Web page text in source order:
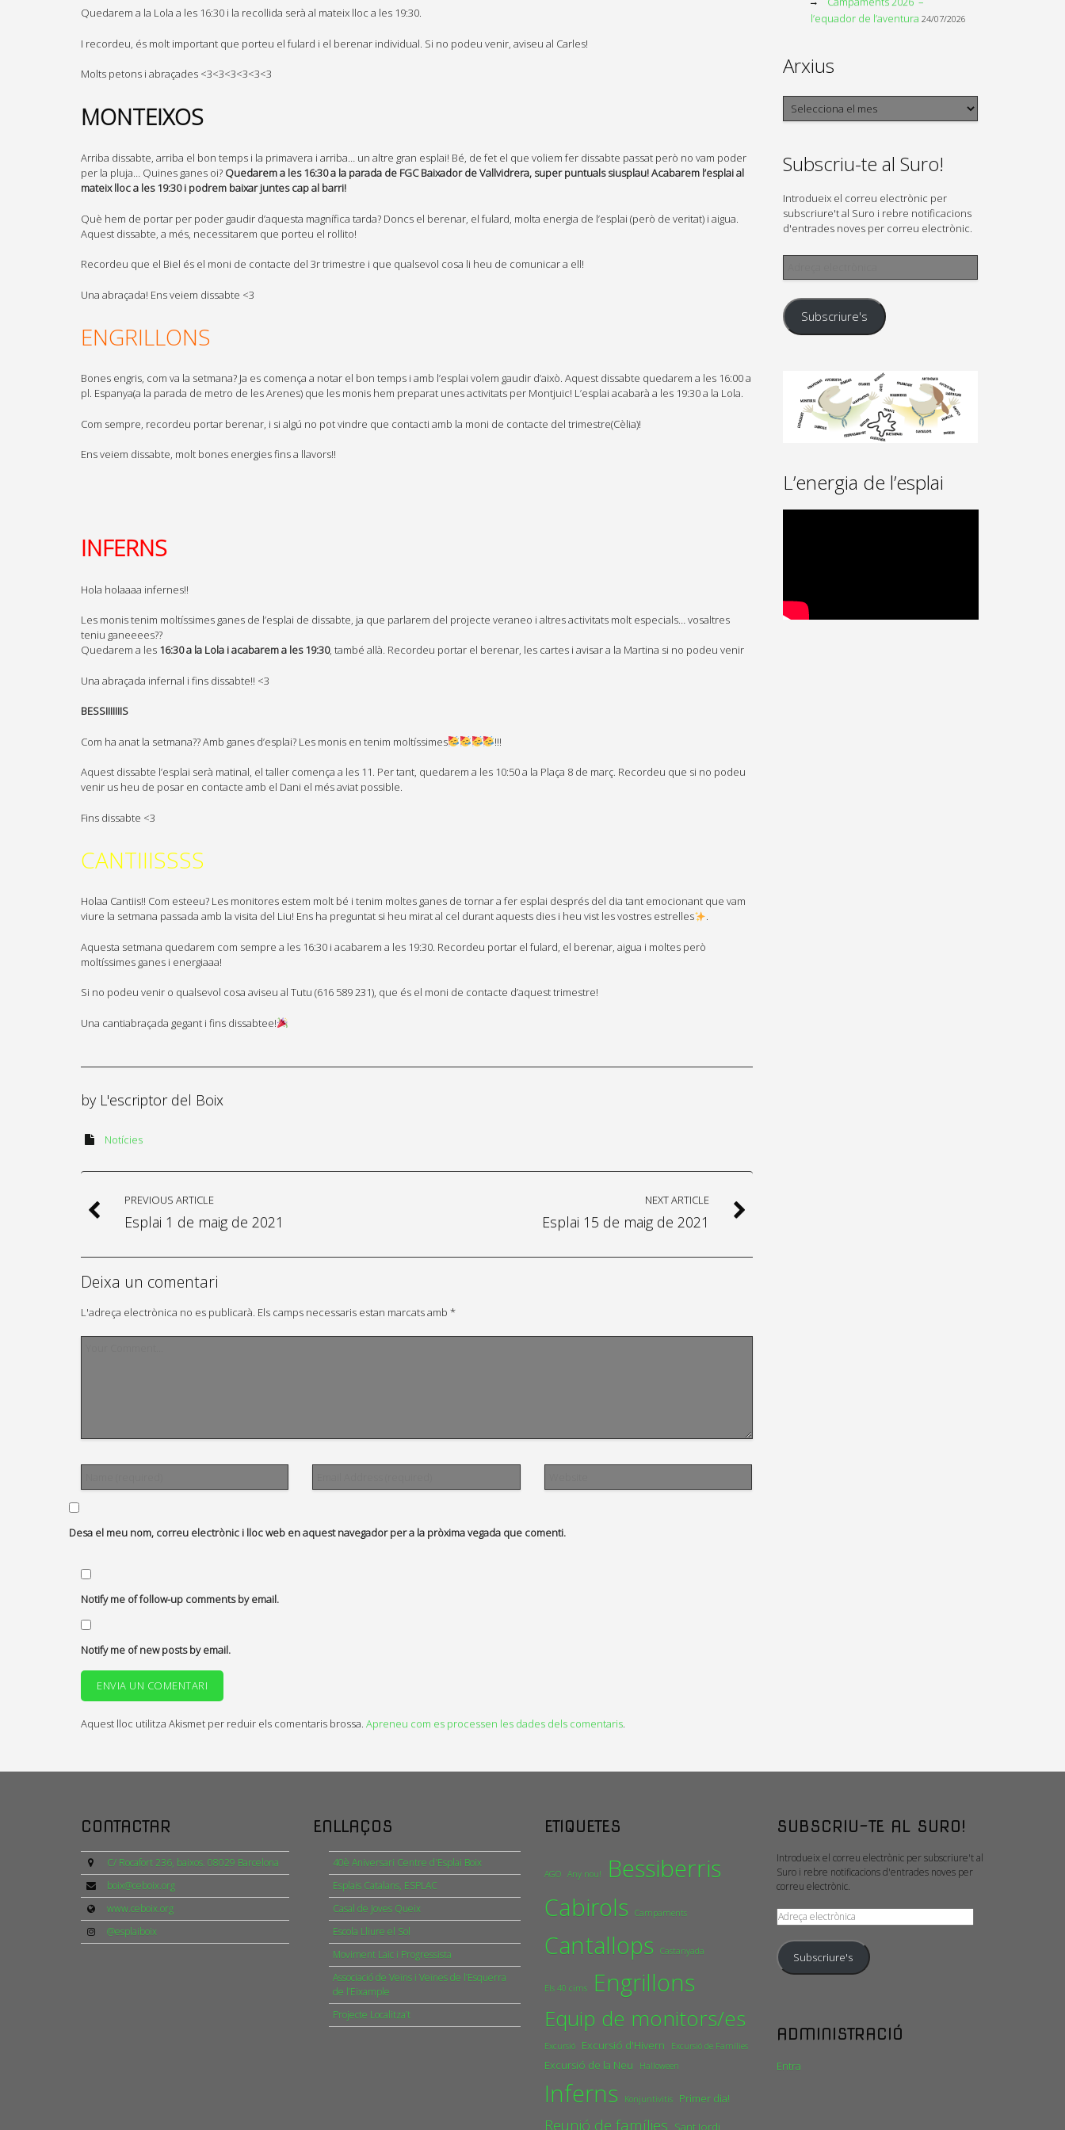
Quedarem a la Lola a les 16:30 i la recollida serà al mateix lloc a les 19:30.
I recordeu, és molt important que porteu el fulard i el berenar individual. Si no podeu venir, aviseu al Carles!
Molts petons i abraçades <3<3<3<3<3<3
MONTEIXOS
Arriba dissabte, arriba el bon temps i la primavera i arriba… un altre gran esplai! Bé, de fet el que voliem fer dissabte passat però no vam poder
per la pluja… Quines ganes oi? Quedarem a les 16:30 a la parada de FGC Baixador de Vallvidrera, super puntuals siusplau! Acabarem l’esplai al
mateix lloc a les 19:30 i podrem baixar juntes cap al barri!
Què hem de portar per poder gaudir d’aquesta magnífica tarda? Doncs el berenar, el fulard, molta energia de l’esplai (però de veritat) i aigua.
Aquest dissabte, a més, necessitarem que porteu el rollito!
Recordeu que el Biel és el moni de contacte del 3r trimestre i que qualsevol cosa li heu de comunicar a ell!
Una abraçada! Ens veiem dissabte <3
ENGRILLONS
Bones engris, com va la setmana? Ja es comença a notar el bon temps i amb l’esplai volem gaudir d’això. Aquest dissabte quedarem a les 16:00 a
pl. Espanya(a la parada de metro de les Arenes) que les monis hem preparat unes activitats per Montjuic! L’esplai acabarà a les 19:30 a la Lola.
Com sempre, recordeu portar berenar, i si algú no pot vindre que contacti amb la moni de contacte del trimestre(Cèlia)!
Ens veiem dissabte, molt bones energies fins a llavors!!
INFERNS
Hola holaaaa infernes!!
Les monis tenim moltíssimes ganes de l’esplai de dissabte, ja que parlarem del projecte veraneo i altres activitats molt especials… vosaltres
teniu ganeeees??
Quedarem a les 16:30 a la Lola i acabarem a les 19:30, també allà. Recordeu portar el berenar, les cartes i avisar a la Martina si no podeu venir
Una abraçada infernal i fins dissabte!! <3
BESSIIIIIIIS
Com ha anat la setmana?? Amb ganes d’esplai? Les monis en tenim moltíssimes !!!
Aquest dissabte l’esplai serà matinal, el taller comença a les 11. Per tant, quedarem a les 10:50 a la Plaça 8 de març. Recordeu que si no podeu
venir us heu de posar en contacte amb el Dani el més aviat possible.
Fins dissabte <3
CANTIIISSSS
Holaa Cantiis!! Com esteeu? Les monitores estem molt bé i tenim moltes ganes de tornar a fer esplai després del dia tant emocionant que vam
viure la setmana passada amb la visita del Liu! Ens ha preguntat si heu mirat al cel durant aquests dies i heu vist les vostres estrelles
.
Aquesta setmana quedarem com sempre a les 16:30 i acabarem a les 19:30. Recordeu portar el fulard, el berenar, aigua i moltes però
moltíssimes ganes i energiaaa!
Si no podeu venir o qualsevol cosa aviseu al Tutu (616 589 231), que és el moni de contacte d’aquest trimestre!
Una cantiabraçada gegant i fins dissabtee!
by L'escriptor del Boix
Notícies
PREVIOUS ARTICLE
Esplai 1 de maig de 2021
NEXT ARTICLE
Esplai 15 de maig de 2021
Deixa un comentari
L'adreça electrònica no es publicarà. Els camps necessaris estan marcats amb *
Desa el meu nom, correu electrònic i lloc web en aquest navegador per a la pròxima vegada que comenti.
Notify me of follow-up comments by email.
Notify me of new posts by email.
Aquest lloc utilitza Akismet per reduir els comentaris brossa. Apreneu com es processen les dades dels comentaris.
l’equador de l’aventura 24/07/2026
Arxius
Arxius
Subscriu-te al Suro!
Introdueix el correu electrònic per
subscriure't al Suro i rebre notificacions
d'entrades noves per correu electrònic.
Adreça
Subscriure's
L’energia de l’esplai
CONTACTAR
C/ Rocafort 236, baixos. 08029 Barcelona
boix@ceboix.org
www.ceboix.org
@esplaiboix
ENLLAÇOS
40è Aniversari Centre d'Esplai Boix
Esplais Catalans, ESPLAC
Casal de Joves Queix
Escola Lliure el Sol
Moviment Laic i Progressista
Associació de Veïns i Veïnes de l’Esquerra
de l’Eixample
Projecte Localitza’t
ETIQUETES
AGO Any nou! Bessiberris
Cabirols Campaments
Cantallops Castanyada
Els 40 cims Engrillons
Equip de monitors/es
Excursió Excursió d'Hivern Excursió de Famílies
Excursió de la Neu Halloween
Inferns Konjuntivitis Primer dia!
Reunió de famílies Sant Jordi
SUBSCRIU-TE AL SURO!
Introdueix el correu electrònic per subscriure't al
Suro i rebre notificacions d'entrades noves per
correu electrònic.
Adreça
electrònica
Subscriure's
ADMINISTRACIÓ
Entra